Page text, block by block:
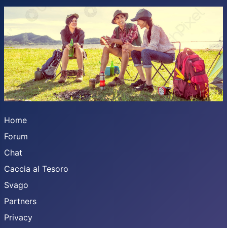
Home
Forum
Chat
Caccia al Tesoro
Svago
Partners
Privacy